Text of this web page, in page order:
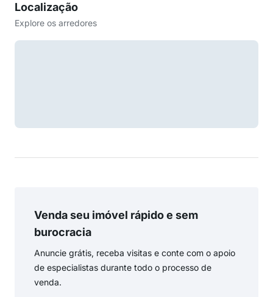
Localização
Explore os arredores
Venda seu imóvel rápido e sem
burocracia
Anuncie grátis, receba visitas e conte com o apoio
de especialistas durante todo o processo de
venda.